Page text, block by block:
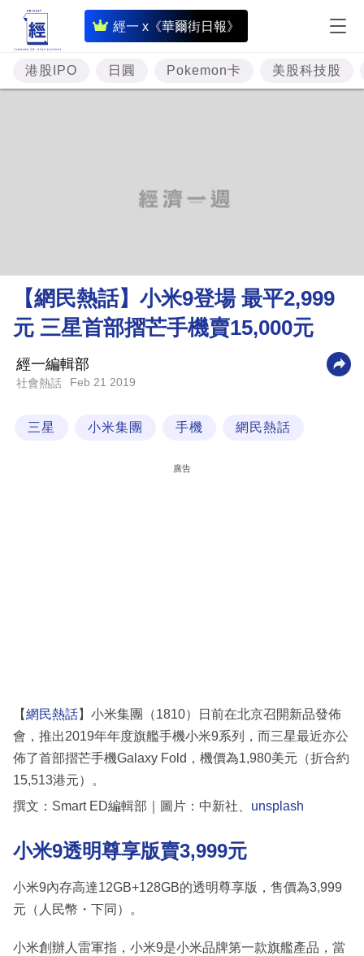
經一 x《華爾街日報》
即
時
財
經
理
財
商
科
區
港股IPO 日圓 Pokemon卡 美股科技股
【網民熱話】小米9登場 最平2,999
元 三星首部摺芒手機賣15,000元
經一編輯部
社會熱話 Feb 21 2019
三星 小米集團 手機 網民熱話
廣告
【網民熱話】小米集團（1810）日前在北京召開新品發佈
會，推出2019年年度旗艦手機小米9系列，而三星最近亦公
佈了首部摺芒手機Galaxy Fold，機價為1,980美元（折合約
15,513港元）。
撰文：Smart ED編輯部｜圖片：中新社、 unsplash
小米9透明尊享版賣3,999元
小米9內存高達12GB+128GB的透明尊享版，售價為3,999
元（人民幣・下同）。
小米創辦人雷軍指，小米9是小米品牌第一款旗艦產品，當